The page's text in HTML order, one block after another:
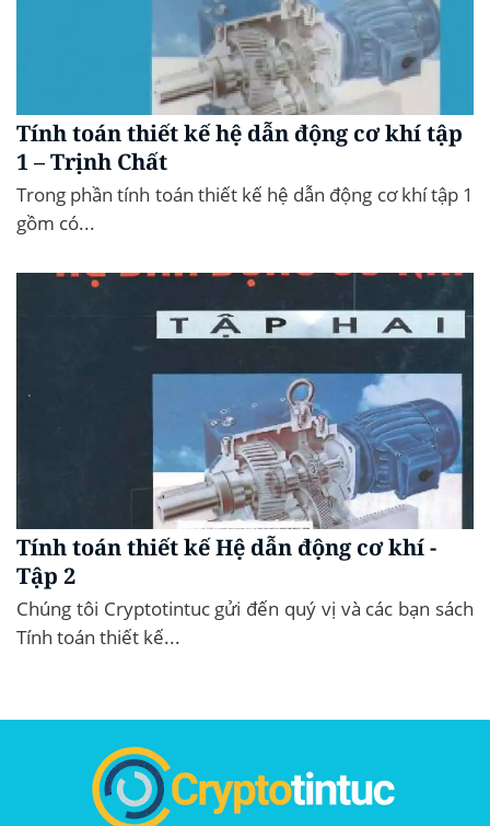
Tính toán thiết kế hệ dẫn động cơ khí tập
1 – Trịnh Chất
Trong phần tính toán thiết kế hệ dẫn động cơ khí tập 1
gồm có...
Tính toán thiết kế Hệ dẫn động cơ khí -
Tập 2
Chúng tôi Cryptotintuc gửi đến quý vị và các bạn sách
Tính toán thiết kế...